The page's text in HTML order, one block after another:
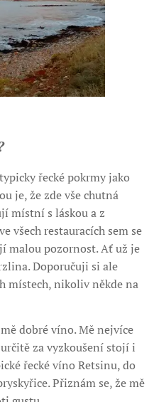
řecké pokrmy jako
je, že zde vše chutná
místní s láskou a z
všech restauracích sem se
malou pozornost. Ať už je
Doporučuji si ale
místech, nikoliv někde na
dobré víno. Mě nejvíce
za vyzkoušení stojí i
řecké víno Retsinu, do
Přiznám se, že mě